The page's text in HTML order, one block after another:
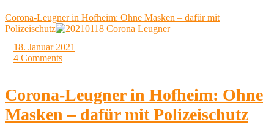
Corona-Leugner in Hofheim: Ohne Masken – dafür mit
Polizeischutz
18. Januar 2021
4 Comments
Corona-Leugner in Hofheim: Ohne
Masken – dafür mit Polizeischutz